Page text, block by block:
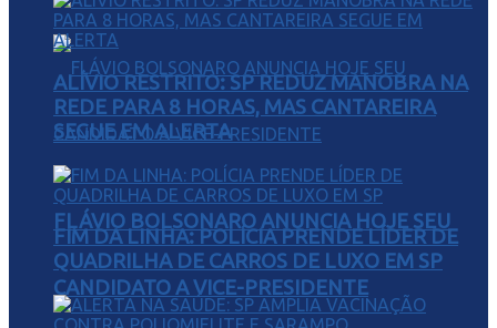
FLÁVIO BOLSONARO ANUNCIA HOJE SEU
CANDIDATO A VICE-PRESIDENTE
ALÍVIO RESTRITO: SP REDUZ MANOBRA NA
REDE PARA 8 HORAS, MAS CANTAREIRA
SEGUE EM ALERTA
FIM DA LINHA: POLÍCIA PRENDE LÍDER DE
QUADRILHA DE CARROS DE LUXO EM SP